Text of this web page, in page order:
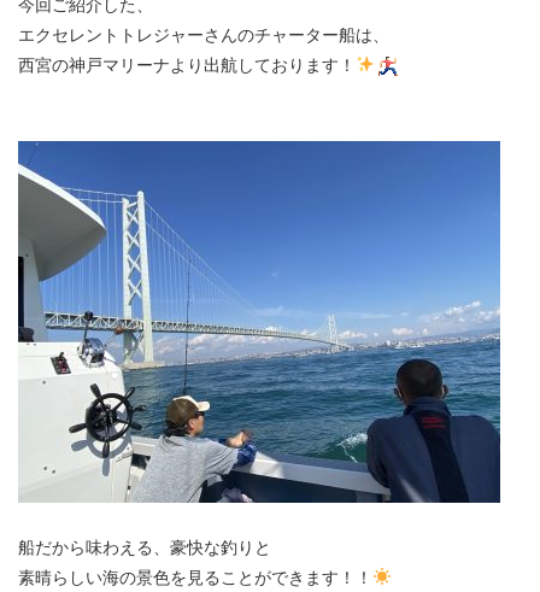
今回ご紹介した、
エクセレントトレジャーさんのチャーター船は、
西宮の神戸マリーナより出航しております！
船だから味わえる、豪快な釣りと
素晴らしい海の景色を見ることができます！！